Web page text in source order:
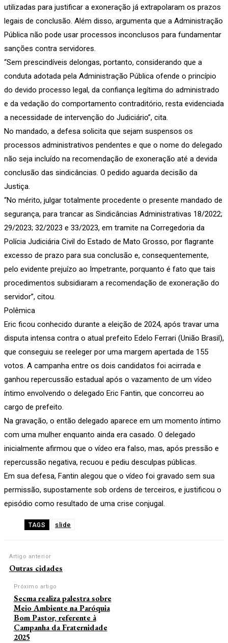
utilizadas para justificar a exoneração já extrapolaram os prazos
legais de conclusão. Além disso, argumenta que a Administração
Pública não pode usar processos inconclusos para fundamentar
sanções contra servidores.
“Sem prescindíveis delongas, portanto, considerando que a
conduta adotada pela Administração Pública ofende o princípio
do devido processo legal, da confiança legítima do administrado
e da vedação do comportamento contraditório, resta evidenciada
a necessidade de intervenção do Judiciário”, cita.
No mandado, a defesa solicita que sejam suspensos os
processos administrativos pendentes e que o nome do delegado
não seja incluído na recomendação de exoneração até a devida
conclusão das sindicâncias. O pedido aguarda decisão da
Justiça.
“No mérito, julgar totalmente procedente o presente mandado de
segurança, para trancar as Sindicâncias Administrativas 18/2022;
29/2023; 32/2023 e 33/2023, em tramite na Corregedoria da
Polícia Judiciária Civil do Estado de Mato Grosso, por flagrante
excesso de prazo para sua conclusão e, consequentemente,
pelo evidente prejuízo ao Impetrante, porquanto é fato que tais
procedimentos subsidiaram a recomendação de exoneração do
servidor”, citou.
Polêmica
Eric ficou conhecido durante a eleição de 2024, após travar uma
disputa intensa contra o atual prefeito Edelo Ferrari (União Brasil),
que conseguiu se reeleger por uma margem apertada de 155
votos. A campanha entre os dois candidatos foi acirrada e
ganhou repercussão estadual após o vazamento de um vídeo
íntimo envolvendo o delegado Eric Fantin, que concorreu ao
cargo de prefeito.
Na gravação, o então delegado aparece em um momento íntimo
com uma mulher enquanto ainda era casado. O delegado
inicialmente afirmou que o vídeo era falso, mas, após pressão e
repercussão negativa, recuou e pediu desculpas públicas.
Em sua defesa, Fantin alegou que o vídeo foi gravado sem sua
permissão, supostamente sob ordens de terceiros, e justificou o
episódio como resultado de uma crise conjugal.
TAGS slide
Artigo anterior
Outras cidades
Próximo artigo
Secma realiza palestra sobre
Meio Ambiente na Paróquia
Bom Pastor, referente à
Campanha da Fraternidade
2025